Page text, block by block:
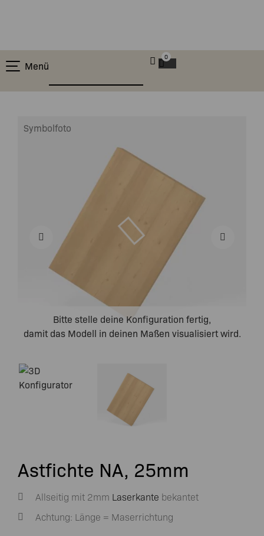
Menü
0
Symbolfoto
Bitte stelle deine Konfiguration fertig,
damit das Modell in deinen Maßen visualisiert wird.
Astfichte NA, 25mm
Allseitig mit 2mm Laserkante bekantet
Achtung: Länge = Maserrichtung